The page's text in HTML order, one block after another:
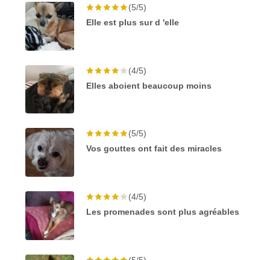
(5/5)
Elle est plus sur d 'elle
(4/5)
Elles aboient beaucoup moins
(5/5)
Vos gouttes ont fait des miracles
(4/5)
Les promenades sont plus agréables